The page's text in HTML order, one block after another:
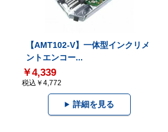
【AMT102-V】一体型インクリメ
ントエンコー...
￥4,339
税込￥4,772
詳細を見る